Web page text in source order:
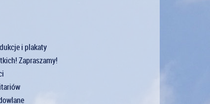
i plakaty
Zapraszamy!